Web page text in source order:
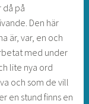
då på
Den här
är, var, en och
med under
lite nya ord
och som de vill
en stund finns en